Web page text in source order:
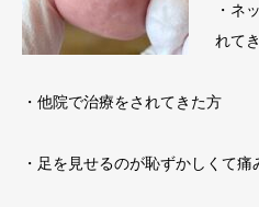
・ネ
れて
・他院で治療をされてきた方
・足を見せるのが恥ずかしくて